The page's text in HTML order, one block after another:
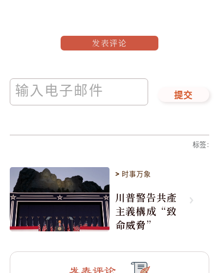
发表评论
提交
标签:
> 时事万象
川普警告共產
主義構成“致
命威脅”
发表评论